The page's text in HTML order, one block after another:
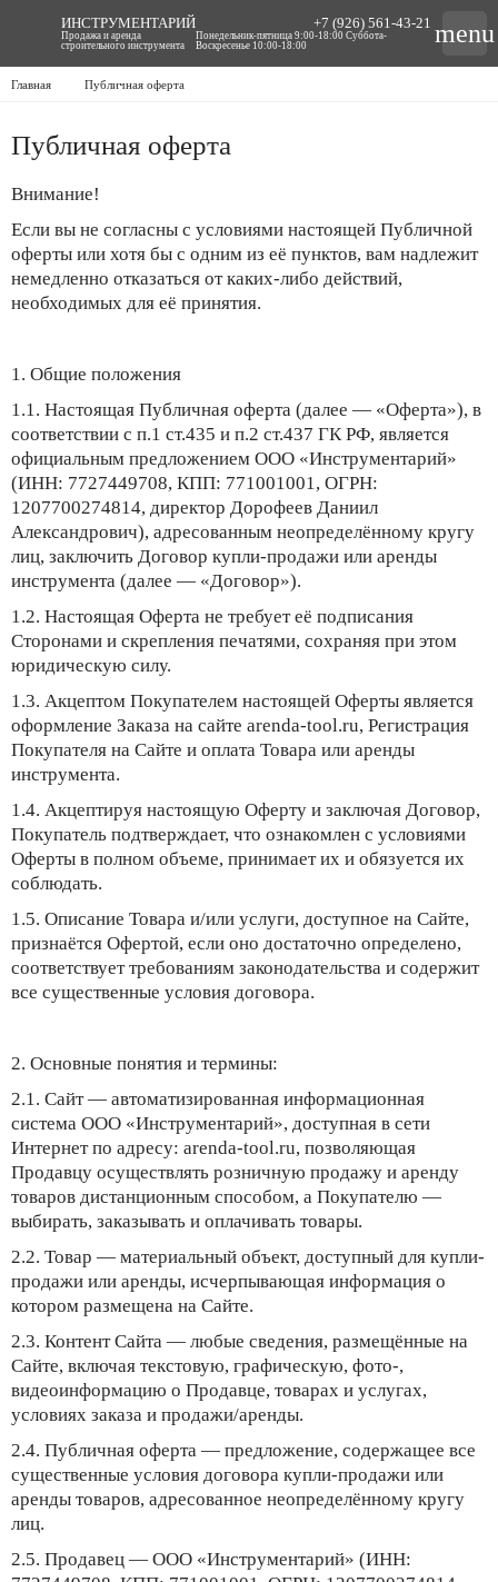
Главная Публичная оферта
Публичная оферта
Внимание!
Если вы не согласны с условиями настоящей Публичной
оферты или хотя бы с одним из её пунктов, вам надлежит
немедленно отказаться от каких-либо действий,
необходимых для её принятия.
1. Общие положения
1.1. Настоящая Публичная оферта (далее — «Оферта»), в
соответствии с п.1 ст.435 и п.2 ст.437 ГК РФ, является
официальным предложением ООО «Инструментарий»
(ИНН: 7727449708, КПП: 771001001, ОГРН:
1207700274814, директор Дорофеев Даниил
Александрович), адресованным неопределённому кругу
лиц, заключить Договор купли-продажи или аренды
инструмента (далее — «Договор»).
1.2. Настоящая Оферта не требует её подписания
Сторонами и скрепления печатями, сохраняя при этом
юридическую силу.
1.3. Акцептом Покупателем настоящей Оферты является
оформление Заказа на сайте arenda-tool.ru, Регистрация
Покупателя на Сайте и оплата Товара или аренды
инструмента.
1.4. Акцептируя настоящую Оферту и заключая Договор,
Покупатель подтверждает, что ознакомлен с условиями
Оферты в полном объеме, принимает их и обязуется их
соблюдать.
1.5. Описание Товара и/или услуги, доступное на Сайте,
признаётся Офертой, если оно достаточно определено,
соответствует требованиям законодательства и содержит
все существенные условия договора.
2. Основные понятия и термины:
2.1. Сайт— автоматизированная информационная
система ООО «Инструментарий», доступная в сети
Интернет по адресу: arenda-tool.ru, позволяющая
Продавцу осуществлять розничную продажу и аренду
товаров дистанционным способом, а Покупателю —
выбирать, заказывать и оплачивать товары.
2.2. Товар — материальный объект, доступный для купли-
продажи или аренды, исчерпывающая информация о
котором размещена на Сайте.
2.3. Контент Сайта — любые сведения, размещённые на
Сайте, включая текстовую, графическую, фото-,
видеоинформацию о Продавце, товарах и услугах,
условиях заказа и продажи/аренды.
2.4. Публичная оферта — предложение, содержащее все
существенные условия договора купли-продажи или
аренды товаров, адресованное неопределённому кругу
лиц.
2.5. Продавец — ООО «Инструментарий» (ИНН:
ИНСТРУМЕНТАРИЙ
Продажа и аренда
строительного инструмента
+7 (926) 561-43-21
Понедельник-пятница 9:00-18:00 Суббота-
Воскресенье 10:00-18:00
menu